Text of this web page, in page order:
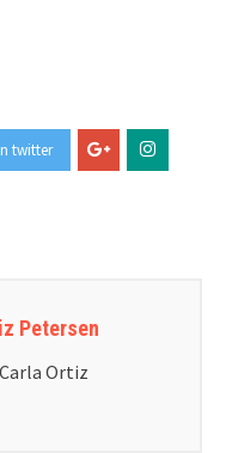
twitter
Petersen
Ortiz